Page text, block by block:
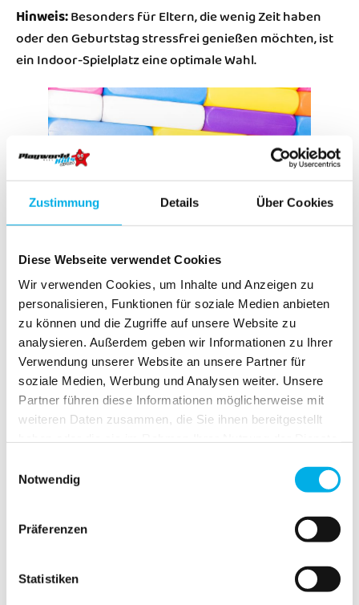
Zustimmung Details Über Cookies
Diese Webseite verwendet Cookies
Wir verwenden Cookies, um Inhalte und Anzeigen zu
personalisieren, Funktionen für soziale Medien anbieten
zu können und die Zugriffe auf unsere Website zu
analysieren. Außerdem geben wir Informationen zu Ihrer
Verwendung unserer Website an unsere Partner für
soziale Medien, Werbung und Analysen weiter. Unsere
Partner führen diese Informationen möglicherweise mit
weiteren Daten zusammen, die Sie ihnen bereitgestellt
Notwendig
Präferenzen
Statistiken
Hinweis:Besonders für Eltern, die wenig Zeit haben
oder den Geburtstag stressfrei genießen möchten, ist
ein Indoor-Spielplatz eine optimale Wahl.
Kind hat Spaß beim Spielen mit großen
Wien
Essen und Trinken: Was ist
auf einem Indoor-Spielplatz